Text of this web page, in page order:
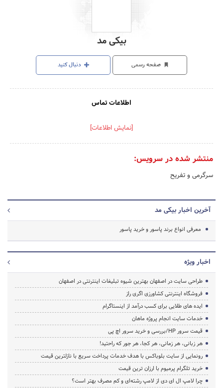
بیکی مد
صفحه رسمی دنبال کنید
اطلاعات تماس
[نمایش اطلاعات]
منتشر شده در سرویس:
سرگرمی و تفریح
آخرین اخبار بیکی مد
معرفی انواع برند پاسور و خرید پاسور
اخبار ویژه
طراحی سایت در اصفهان بهترین شیوه تبلیغات اینترنتی در اصفهان
فروشگاه اینترنتی کشاورزی اگری راز
ایده های طلایی برای کسب درآمد از اینستاگرام
خدمات سایت انجام پروژه ماهان
قیمت سرور HP/بررسی و خرید سرور اچ پی
هر زبانی، هر زمانی، هر کجا، هر جور که راحتید!
رونمایی از سایت بلوباکس با هدف خدمات پرداخت سریع با نازلترین قیمت
خرید تلگرام پرمیوم با ارزان ترین قیمت
چرا لامپ ال ای دی از لامپ رشته‌ای و کم مصرف بهتر است؟